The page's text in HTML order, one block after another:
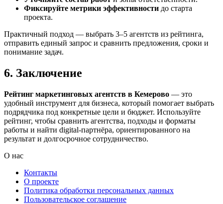
Фиксируйте метрики эффективности до старта
проекта.
Практичный подход — выбрать 3–5 агентств из рейтинга,
отправить единый запрос и сравнить предложения, сроки и
понимание задач.
6. Заключение
Рейтинг маркетинговых агентств в Кемерово — это
удобный инструмент для бизнеса, который помогает выбрать
подрядчика под конкретные цели и бюджет. Используйте
рейтинг, чтобы сравнить агентства, подходы и форматы
работы и найти digital-партнёра, ориентированного на
результат и долгосрочное сотрудничество.
О нас
Контакты
О проекте
Политика обработки персональных данных
Пользовательское соглашение